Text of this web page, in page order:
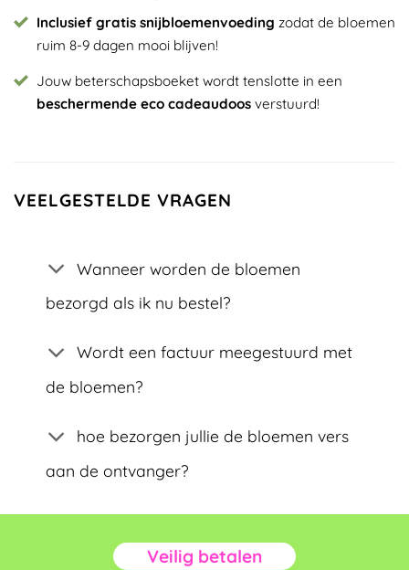
Inclusief gratis snijbloemenvoeding zodat de bloemen
ruim 8-9 dagen mooi blijven!
Jouw beterschapsboeket wordt tenslotte in een
beschermende eco cadeaudoos verstuurd!
VEELGESTELDE VRAGEN
Wanneer worden de bloemen
bezorgd als ik nu bestel?
Wordt een factuur meegestuurd met
de bloemen?
hoe bezorgen jullie de bloemen vers
aan de ontvanger?
Veilig betalen